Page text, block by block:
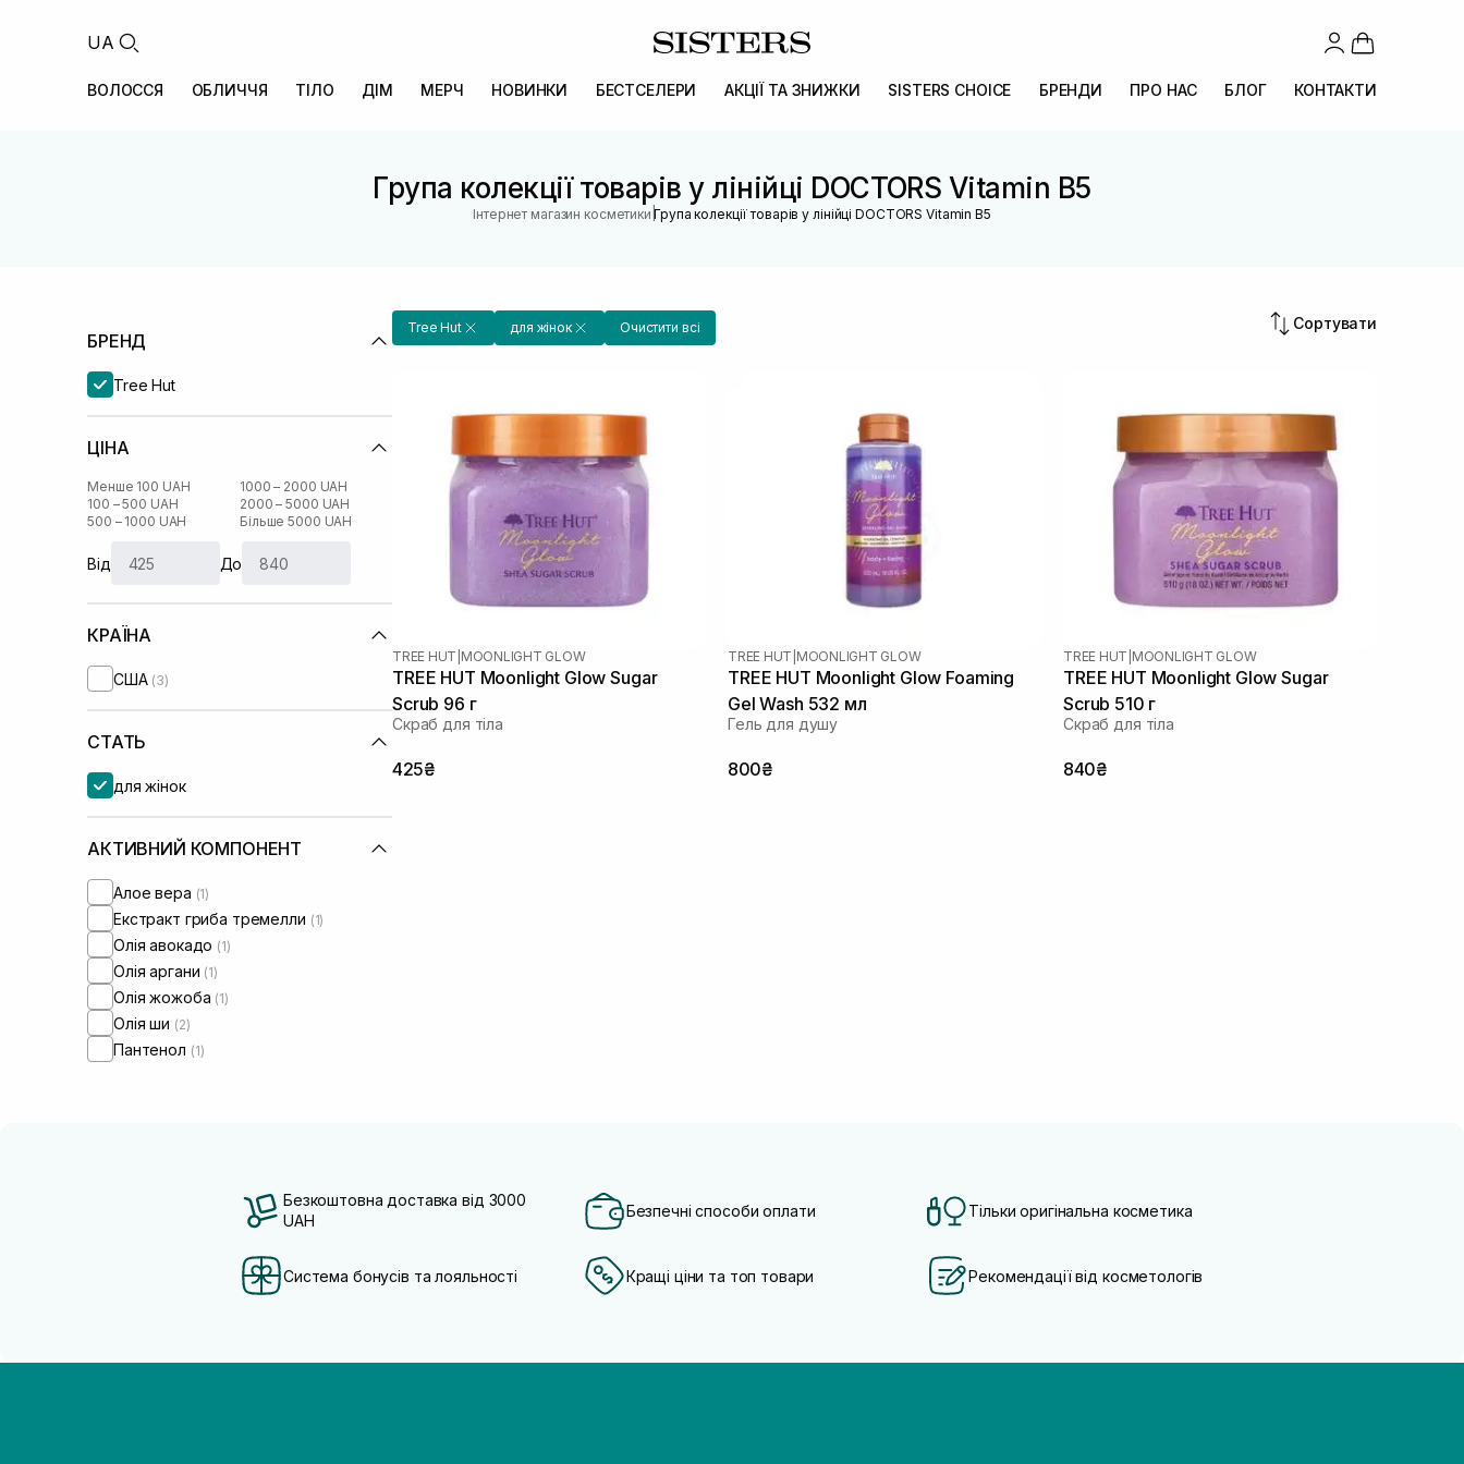
UA
ВОЛОССЯ ОБЛИЧЧЯ ТІЛО ДІМ МЕРЧ НОВИНКИ БЕСТСЕЛЕРИ АКЦІЇ ТА ЗНИЖКИ SISTERS CHOICE БРЕНДИ ПРО НАС БЛОГ КОНТАКТИ
Група колекції товарів у лінійці DOCTORS Vitamin B5
Інтернет магазин косметики |Група колекції товарів у лінійці DOCTORS Vitamin B5
БРЕНД
Tree Hut
ЦІНА
Менше 100 UAH
100 – 500 UAH
500 – 1000 UAH
1000 – 2000 UAH
2000 – 5000 UAH
Більше 5000 UAH
Від До
КРАЇНА
США (3)
СТАТЬ
для жінок
АКТИВНИЙ КОМПОНЕНТ
Алое вера (1)
Екстракт гриба тремелли (1)
Олія авокадо (1)
Олія аргани (1)
Олія жожоба (1)
Олія ши (2)
Пантенол (1)
Tree Hut для жінок Очистити всі Сортувати
TREE HUT MOONLIGHT GLOW
TREE HUT Moonlight Glow Sugar
Scrub 96 г
Скраб для тіла
425₴
TREE HUT MOONLIGHT GLOW
TREE HUT Moonlight Glow Foaming
Gel Wash 532 мл
Гель для душу
800₴
TREE HUT MOONLIGHT GLOW
TREE HUT Moonlight Glow Sugar
Scrub 510 г
Скраб для тіла
840₴
Безкоштовна доставка від 3000
UAH
Безпечні способи оплати Тільки оригінальна косметика
Система бонусів та лояльності Кращі ціни та топ товари Рекомендації від косметологів